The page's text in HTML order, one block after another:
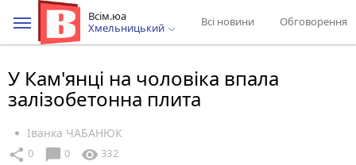
Всім.юа
Хмельницький
Всі новини Обговорення
У Кам'янці на чоловіка впала
залізобетонна плита
Іванка ЧАБАНЮК
share 0 chat_bubble 0 visibility 332